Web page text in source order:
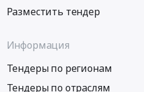
Разместить тендер
Информация
Тендеры по регионам
Тендеры по отраслям